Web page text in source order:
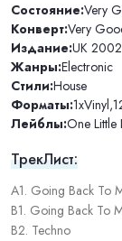
Состояние:Very
Конверт:Very
Издание:UK 2002
Жанры:Electronic
Стили:House
Форматы:1xVinyl,
Лейблы:One Little
ТрекЛист:
A1. Going Back To
B1. Going Back To
B2. Techno